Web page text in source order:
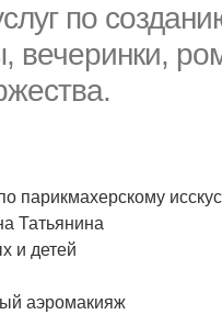
по
вечеринки,
парикмахерскому
Татьянина
и детей
аэромакияж